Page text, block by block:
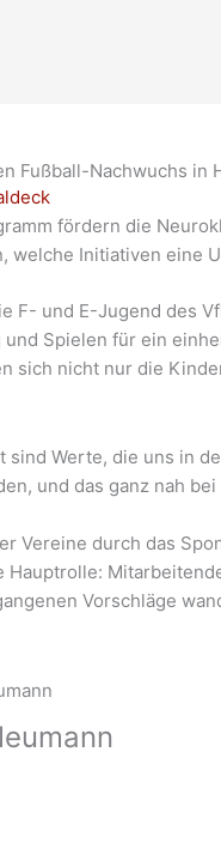
Fußball-Nachwuchs in
fördern die
welche Initiativen eine
F- und E-Jugend des
Spielen für ein
sich nicht nur die
sind Werte, die uns in
und das ganz nah
Vereine durch das
Hauptrolle:
Vorschläge